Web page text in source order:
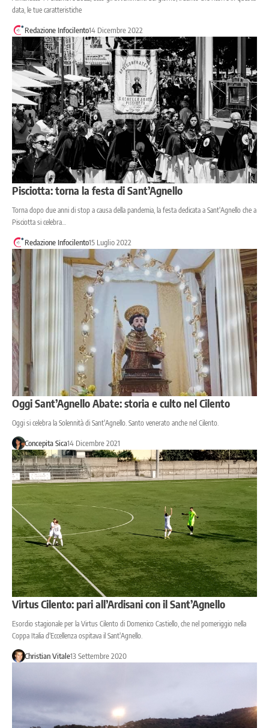
data, le tue caratteristiche
Redazione Infocilento14 Dicembre 2022
Pisciotta: torna la festa di Sant’Agnello
Torna dopo due anni di stop a causa della pandemia, la festa dedicata a Sant'Agnello che a
Pisciotta si celebra…
Redazione Infocilento15 Luglio 2022
Oggi Sant’Agnello Abate: storia e culto nel Cilento
Oggi si celebra la Solennità di Sant'Agnello. Santo venerato anche nel Cilento.
Concepita Sica14 Dicembre 2021
Virtus Cilento: pari all’Ardisani con il Sant’Agnello
Esordio stagionale per la Virtus Cilento di Domenico Castiello, che nel pomeriggio nella
Coppa Italia d'Eccellenza ospitava il Sant'Agnello.
Christian Vitale13 Settembre 2020